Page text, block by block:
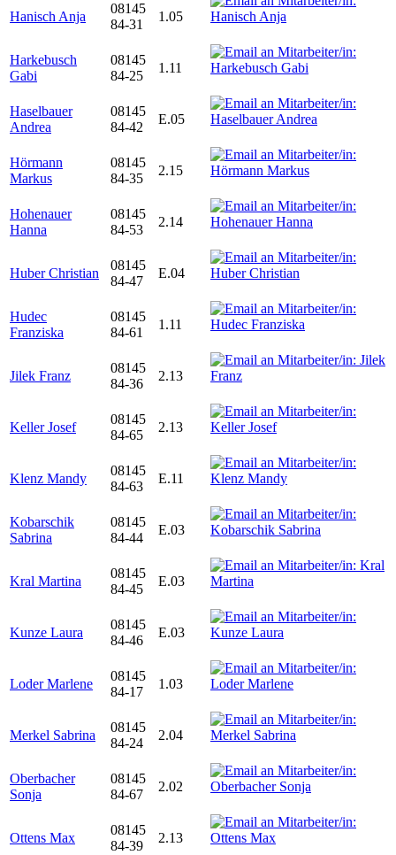
Hanisch Anja
08145
84-31
1.05
Harkebusch
Gabi
08145
84-25
1.11
Haselbauer
Andrea
08145
84-42
E.05
Hörmann
Markus
08145
84-35
2.15
Hohenauer
Hanna
08145
84-53
2.14
Huber Christian
08145
84-47
E.04
Hudec
Franziska
08145
84-61
1.11
Jilek Franz
08145
84-36
2.13
Keller Josef
08145
84-65
2.13
Klenz Mandy
08145
84-63
E.11
Kobarschik
Sabrina
08145
84-44
E.03
Kral Martina
08145
84-45
E.03
Kunze Laura
08145
84-46
E.03
Loder Marlene
08145
84-17
1.03
Merkel Sabrina
08145
84-24
2.04
Oberbacher
Sonja
08145
84-67
2.02
Ottens Max
08145
84-39
2.13